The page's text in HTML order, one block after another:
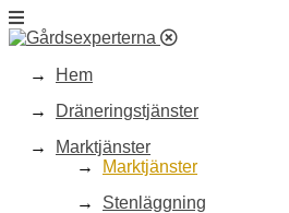
Hem
Dräneringstjänster
Marktjänster
Marktjänster
Stenläggning